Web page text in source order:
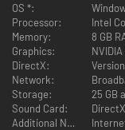
OS *:
Processor:
Intel
Memory:
8 GB
Graphics:
DirectX:
Version
Network:
Storage:
25 GB
Sound Card:
Additional Notes: